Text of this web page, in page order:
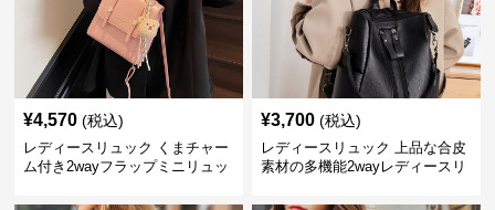
¥4,570 (税込)
レディースリュック くまチャー
ム付き2wayフラップミニリュッ
¥3,700 (税込)
レディースリュック 上品な合皮
素材の多機能2wayレディースリ